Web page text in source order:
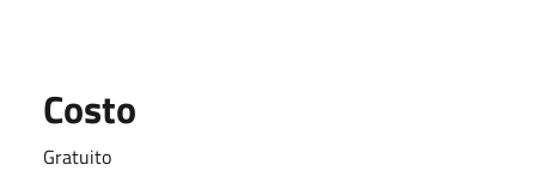
Costo
Gratuito